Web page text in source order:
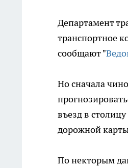
Департамент
транспортное
сообщают "
Но сначала
въезд в
дорожной
По некторым